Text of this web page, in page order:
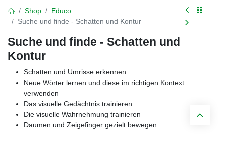
Shop
Educo
Suche und finde - Schatten und Kontur
Suche und finde - Schatten und
Kontur
Schatten und Umrisse erkennen
Neue Wörter lernen und diese im richtigen Kontext
verwenden
Das visuelle Gedächtnis trainieren
Die visuelle Wahrnehmung trainieren
Daumen und Zeigefinger gezielt bewegen